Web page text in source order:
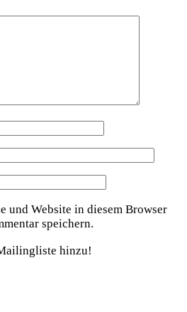
und Website in diesem Browser
speichern.
hinzu!